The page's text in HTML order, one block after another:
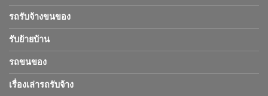
รถรับจ้างขนของ
รับย้ายบ้าน
รถขนของ
เรื่องเล่ารถรับจ้าง